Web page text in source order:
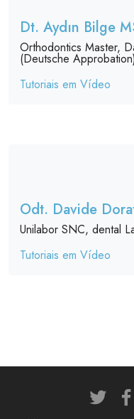
Dt. Aydın Bilge
Orthodontics Master,
(Deutsche
Tutoriais em Vídeo
Odt. Davide
Unilabor SNC, dental
Tutoriais em Vídeo